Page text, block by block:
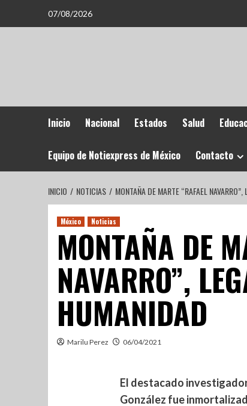
07/08/2026
Inicio Nacional Estados Salud
Equipo de Notiexpress de México Contacto
INICIO NOTICIAS MONTAÑA DE MARTE “RAFAEL
México Noticias
MONTAÑA DE
NAVARRO”,
HUMANIDAD
Marilu Perez 06/04/2021
El destacado
González fue